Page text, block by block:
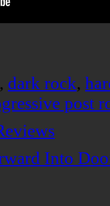
, dark rock,
post
Into